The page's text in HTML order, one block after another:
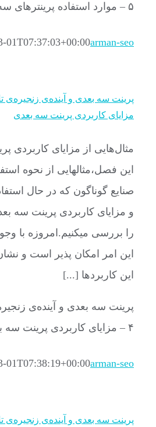
۵ – موارد استفاده پرینترهای سه بعدی
arman-seo
01T07:37:03+00:00
مزایای کاربردی پرینت سه بعدی
مثال‌هایی از مزایای کاربردی
این فصل،مثالهایی از نحوه
صنایع گوناگون که در حال
و مزایای کاربردی پرینت سه
را بررسی میکنیم.امروزه با
این امر امکان پذیر است و
این کاربردها [...]
پرینت سه بعدی و آینده‌ی
۴ – مزایای کاربردی پرینت سه بعدی
arman-seo
01T07:38:19+00:00